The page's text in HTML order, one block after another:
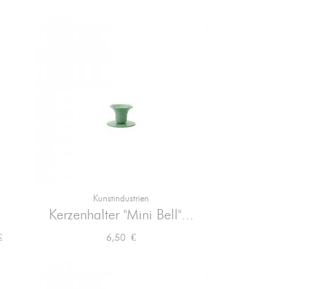
Preis
Kunstindustrien
Kerzenhalter "Mini Bell"...
Preis
6,50 €
Vorschau